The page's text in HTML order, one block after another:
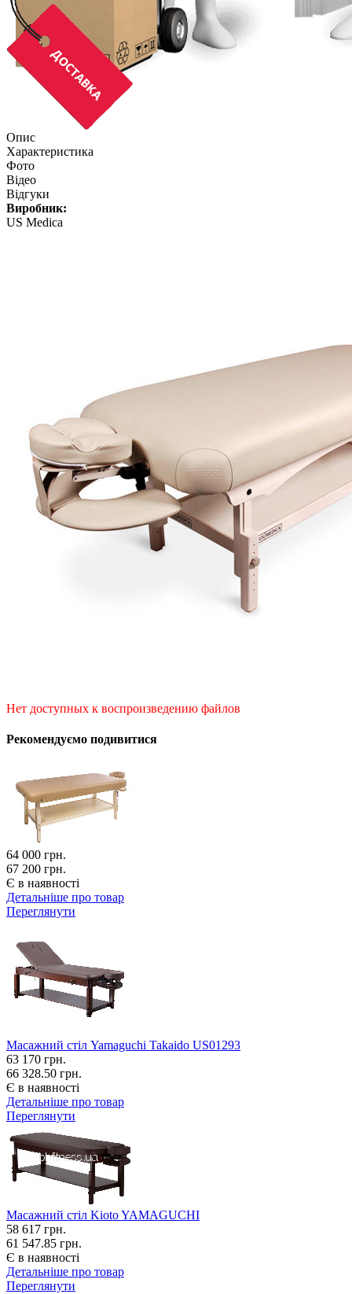
Опис
Характеристика
Фото
Відео
Відгуки
Виробник:
US Medica
Нет доступных к воспроизведению файлов
Рекомендуємо подивитися
64 000 грн.
67 200 грн.
Є в наявності
Детальніше про товар
Переглянути
Масажний стіл Yamaguchi Takaido US01293
63 170 грн.
66 328.50 грн.
Є в наявності
Детальніше про товар
Переглянути
Масажний стіл Kioto YAMAGUCHI
58 617 грн.
61 547.85 грн.
Є в наявності
Детальніше про товар
Переглянути